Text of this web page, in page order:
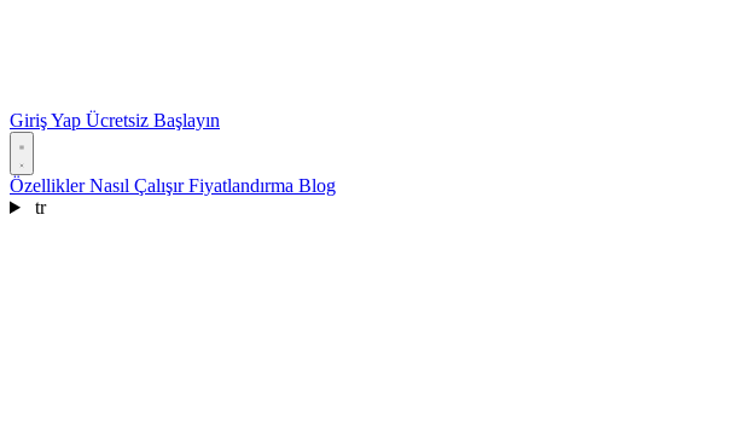
Giriş Yap Ücretsiz Başlayın
ÖzelliklerNasıl ÇalışırFiyatlandırma Blog
tr